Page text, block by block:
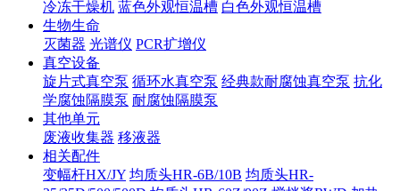
冷冻干燥机 蓝色外观恒温槽 白色外观恒温槽
生物生命
灭菌器 光谱仪 PCR扩增仪
真空设备
旋片式真空泵 循环水真空泵 经典款耐腐蚀真空泵 抗化
学腐蚀隔膜泵 耐腐蚀隔膜泵
其他单元
废液收集器 移液器
相关配件
变幅杆HX/JY 均质头HR-6B/10B 均质头HR-